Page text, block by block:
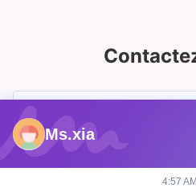
Ms.xia
4:57 AM